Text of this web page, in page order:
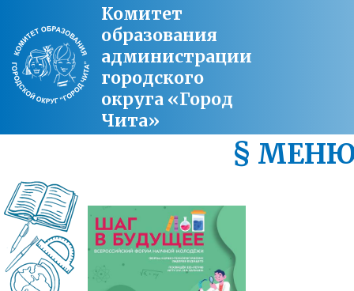
Комитет
образования
администрации
городского
округа «Город
Чита»
§